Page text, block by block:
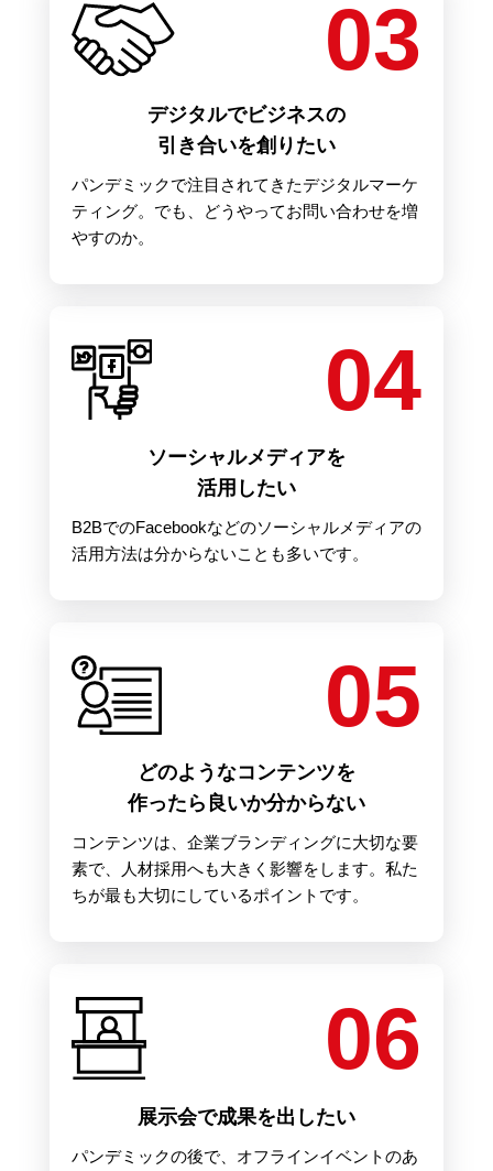
03
デジタルでビジネスの
引き合いを創りたい
パンデミックで注目されてきたデジタルマーケ
ティング。でも、どうやってお問い合わせを増
やすのか。
04
ソーシャルメディアを
活用したい
B2BでのFacebookなどのソーシャルメディアの
活用方法は分からないことも多いです。
05
どのようなコンテンツを
作ったら良いか分からない
コンテンツは、企業ブランディングに大切な要
素で、人材採用へも大きく影響をします。私た
ちが最も大切にしているポイントです。
06
展示会で成果を出したい
パンデミックの後で、オフラインイベントのあ